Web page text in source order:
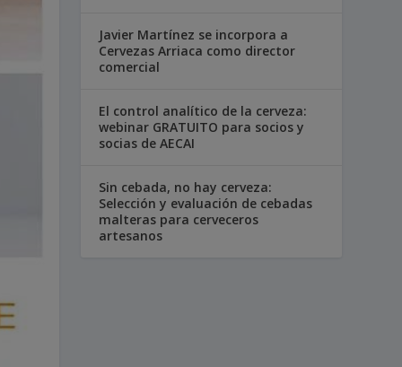
Javier Martínez se incorpora a
Cervezas Arriaca como director
comercial
El control analítico de la cerveza:
webinar GRATUITO para socios y
socias de AECAI
Sin cebada, no hay cerveza:
Selección y evaluación de cebadas
malteras para cerveceros
artesanos